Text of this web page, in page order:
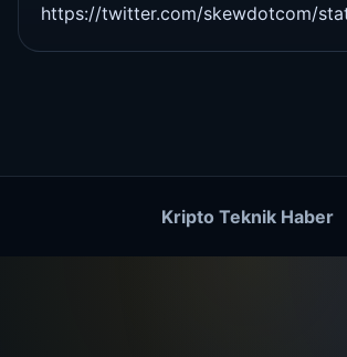
https://twitter.com/skewdotcom/
Kripto Teknik Haber